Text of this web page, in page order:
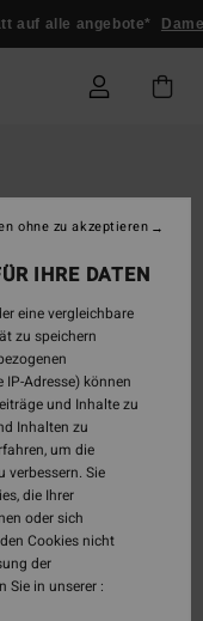
alle angebote* Damen
IHRE DATEN
eine vergleichbare
zu speichern
Adresse) können
und Inhalte zu
Inhalten zu
um die
verbessern. Sie
die Ihrer
oder sich
Cookies nicht
der
Sie in unserer :
ohne zu akzeptieren